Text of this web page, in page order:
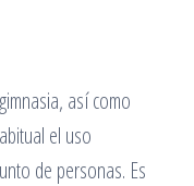
así como
el uso
de personas. Es